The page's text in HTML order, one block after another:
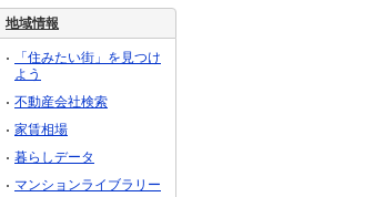
地域情報
「住みたい街」を見つけ
よう
不動産会社検索
家賃相場
暮らしデータ
マンションライブラリー